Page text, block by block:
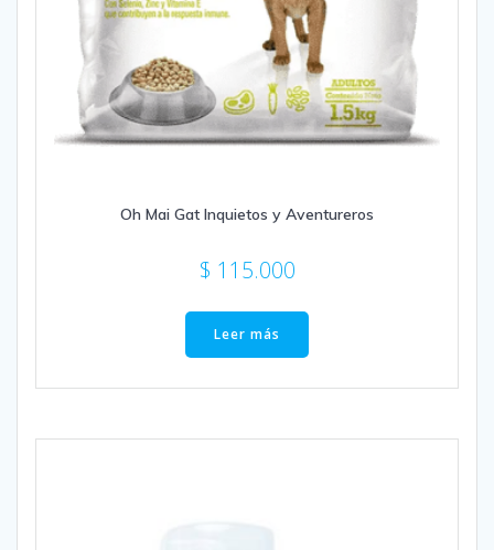
Oh Mai Gat Inquietos y Aventureros
$ 115.000
Leer más